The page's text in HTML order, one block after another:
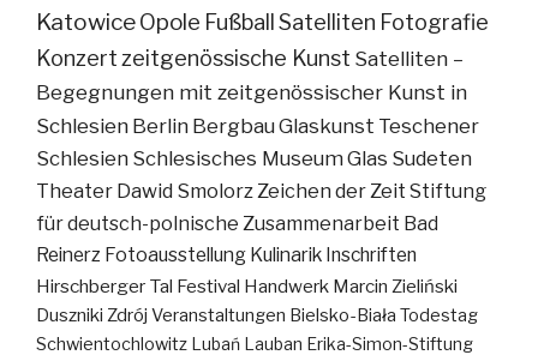
KatowiceOpole FußballSatelliten Fotografie
Konzertzeitgenössische Kunst Satelliten –
Begegnungen mit zeitgenössischer Kunst in
Schlesien Berlin BergbauGlaskunst Teschener
Schlesien Schlesisches MuseumGlas Sudeten
Theater Dawid Smolorz Zeichen der Zeit Stiftung
für deutsch-polnische Zusammenarbeit Bad
Reinerz Fotoausstellung Kulinarik Inschriften
Hirschberger Tal Festival Handwerk Marcin Zieliński
Duszniki Zdrój Veranstaltungen Bielsko-Biała Todestag
Schwientochlowitz
Lubań Lauban Erika-Simon-Stiftung